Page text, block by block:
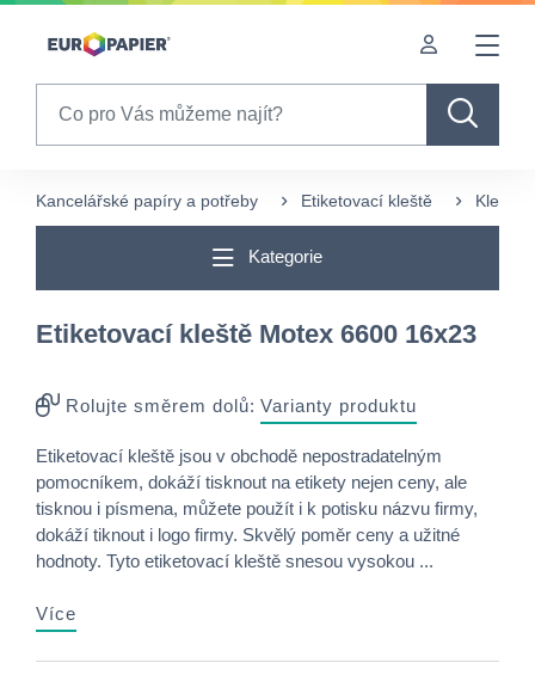
Table Of Content
Kancelářské papíry a potřeby Etiketovací kleště Kleště
Kategorie
Etiketovací kleště Motex 6600 16x23
Rolujte směrem dolů: Varianty produktu
Etiketovací kleště jsou v obchodě nepostradatelným
pomocníkem, dokáží tisknout na etikety nejen ceny, ale
tisknou i písmena, můžete použít i k potisku názvu firmy,
dokáží tiknout i logo firmy. Skvělý poměr ceny a užitné
hodnoty. Tyto etiketovací kleště snesou vysokou ...
Více